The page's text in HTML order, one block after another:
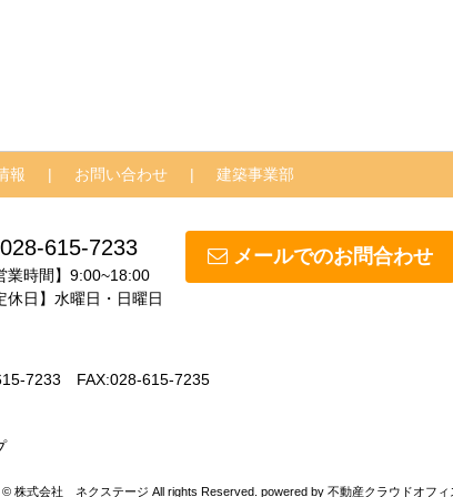
報 お問い合わせ 建築事業部
028-615-7233
業時間】9:00~18:00
休日】水曜日・日曜日
メールでのお問合わせ
7233 FAX:028-615-7235
© 株式会社 ネクステージ All rights Reserved. powered by 不動産クラウドオフィ